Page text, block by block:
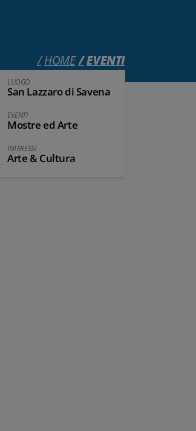
HOME EVENTI
LUOGO
San Lazzaro di Savena
EVENTI
Mostre ed Arte
INTERESSI
Arte & Cultura